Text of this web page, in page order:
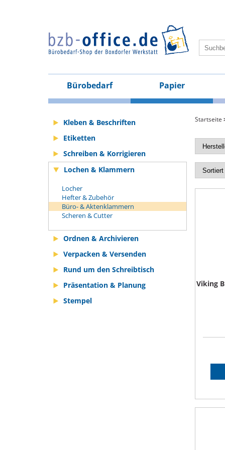
Bürobedarf Papier
Kleben & Beschriften
Etiketten
Schreiben & Korrigieren
Lochen & Klammern
Locher
Hefter & Zubehör
Büro- & Aktenklammern
Scheren & Cutter
Ordnen & Archivieren
Verpacken & Versenden
Rund um den Schreibtisch
Präsentation & Planung
Stempel
Startseite
Viking